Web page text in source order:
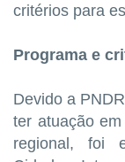
critérios para
Programa e
Devido a
ter atuação
regional, foi